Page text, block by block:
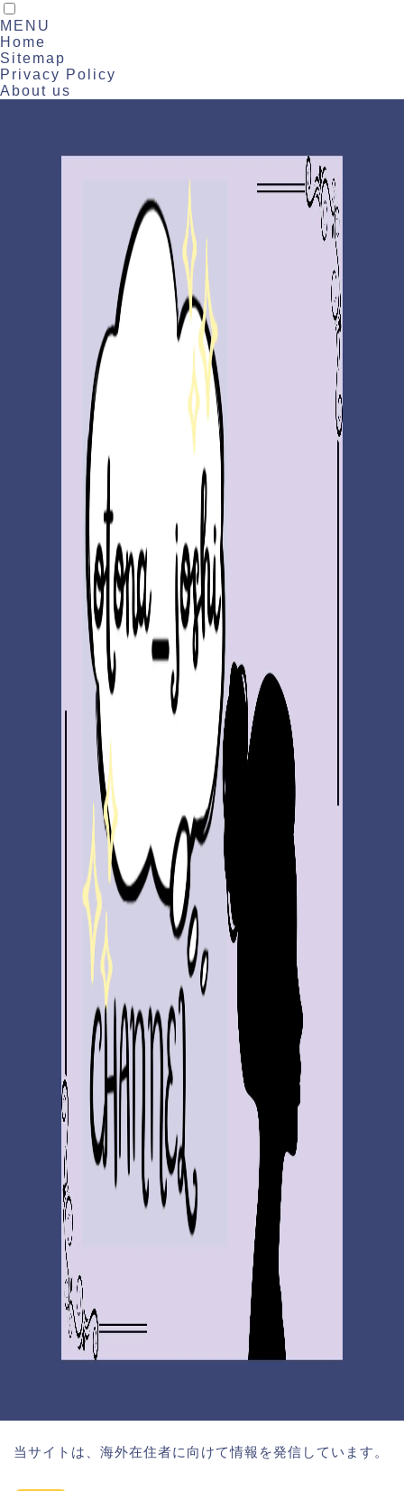
MENU
Home
Sitemap
Privacy Policy
About us
当サイトは、海外在住者に向けて情報を発信しています。